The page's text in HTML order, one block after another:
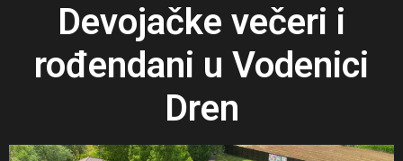
Devojačke večeri i
rođendani u Vodenici
Dren